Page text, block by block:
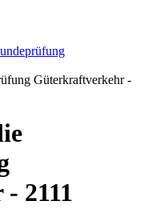
Güterkraftverkehr -
2111